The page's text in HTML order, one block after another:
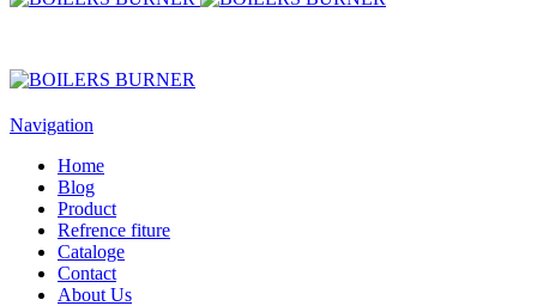
Navigation
Home
Blog
Product
Refrence fiture
Cataloge
Contact
About Us